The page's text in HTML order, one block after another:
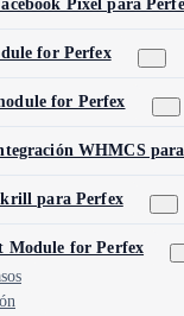
Pixel para
for Perfex
for Perfex
WHMCS
para Perfex
Module for Perfex